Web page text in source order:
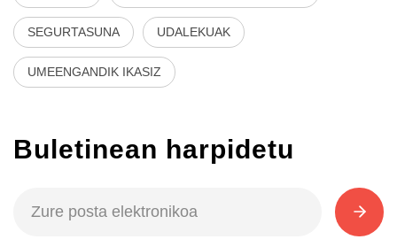
SEGURTASUNA UDALEKUAK
UMEENGANDIK IKASIZ
Buletinean harpidetu